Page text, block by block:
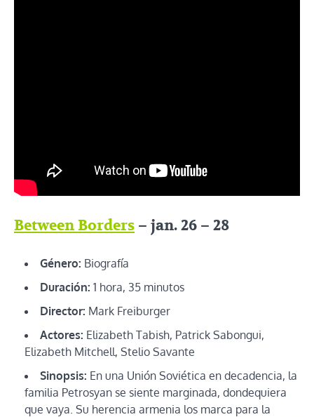
Between Borders – jan. 26 – 28
Género: Biografía
Duración: 1 hora, 35 minutos
Director: Mark Freiburger
Actores: Elizabeth Tabish, Patrick Sabongui,
Elizabeth Mitchell, Stelio Savante
Sinopsis: En una Unión Soviética en decadencia, la
familia Petrosyan se siente marginada, dondequiera
que vaya. Su herencia armenia los marca para la